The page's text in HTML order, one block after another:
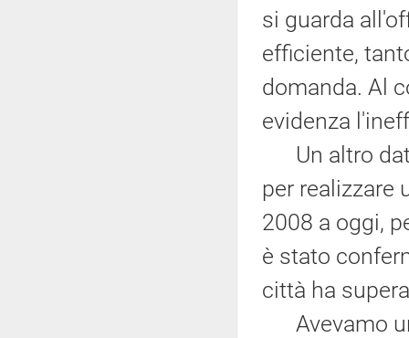
si guarda
efficiente,
domanda. Al
evidenza
Un altro
per realizzare
2008 a oggi,
è stato
città ha
Avevamo